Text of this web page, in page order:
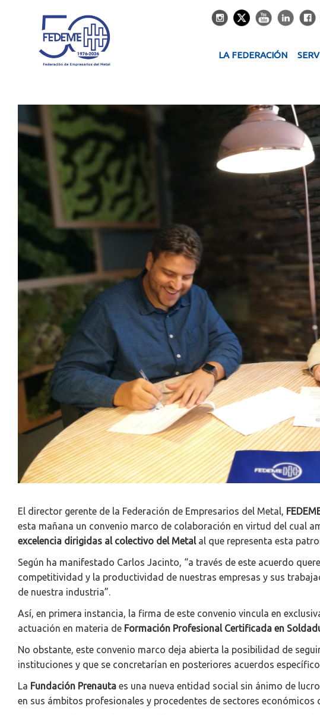
LA FEDERACIÓN
El director gerente de la Federación de Empresarios del Metal,
esta mañana un convenio marco de colaboración en virtud del cual
excelencia dirigidas al colectivo del Metalal que representa esta
Según ha manifestado Carlos Jacinto, “a través de este acuerdo
competitividad y la productividad de nuestras empresas y sus
de nuestra industria”.
Así, en primera instancia, la firma de este convenio vincula en
actuación en materia de Formación Profesional Certificada en
No obstante, este convenio marco deja abierta la posibilidad de
instituciones y que se concretarían en posteriores acuerdos
La Fundación Prenauta es una nueva entidad social sin ánimo de
en sus ámbitos profesionales y procedentes de sectores